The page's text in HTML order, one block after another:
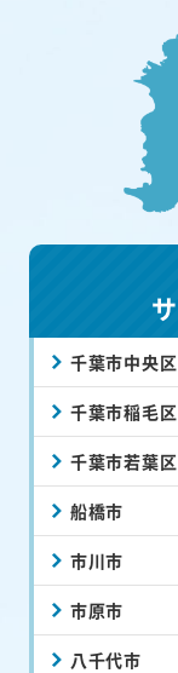
千葉市中央区
千葉市稲毛区
千葉市若葉区
船橋市
市川市
市原市
八千代市